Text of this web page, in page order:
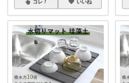
コレ いいね